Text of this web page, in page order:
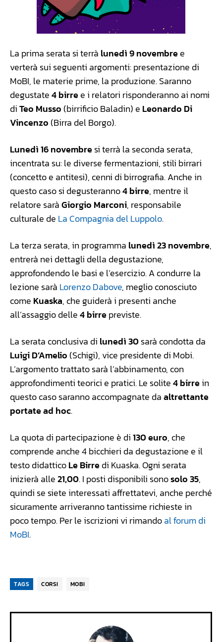
La prima serata si terrà lunedì 9 novembree
verterà sui seguenti argomenti: presentazione di
MoBI, le materie prime, la produzione. Saranno
degustate4 birree i relatori risponderanno ai nomi
diTeo Musso (birrificio Baladin) e Leonardo Di
Vincenzo (Birra del Borgo).
Lunedì 16 novembresi terrà la seconda serata,
incentrata su: le diverse fermentazioni, stili birrari
(concetto e antitesi), cenni di birrografia. Anche in
questo caso si degusteranno4 birre, mentre il
relatore saràGiorgio Marconi, responsabile
culturale de La Compagnia del Luppolo.
La terza serata, in programma lunedì 23 novembre,
entrerà nei dettagli della degustazione,
approfondendo le basi e l’esercizio. A condurre la
lezione sarà Lorenzo Dabove, meglio conosciuto
come Kuaska, che guiderà i presenti anche
all’assaggio delle4 birrepreviste.
La serata conclusiva di lunedì 30sarà condotta da
Luigi D’Amelio (Schigi), vice presidente di Mobi.
L’argomento trattato sarà l’abbinamento, con
approfondimenti teorici e pratici. Le solite4 birrein
questo caso saranno accompagnate daaltrettante
portate ad hoc.
La quota di partecipazione è di130 euro, che
comprende anche 4 bicchieri da degustazione e il
testo didatticoLe Birredi Kuaska. Ogni serata
inizierà alle21,00. I posti disponibili sonosolo 35,
quindi se siete interessati affrettatevi, anche perché
sicuramente arriveranno tantissime richieste in
poco tempo. Per le iscrizioni vi rimandoal forum di
MoBI.
TAGS CORSI MOBI